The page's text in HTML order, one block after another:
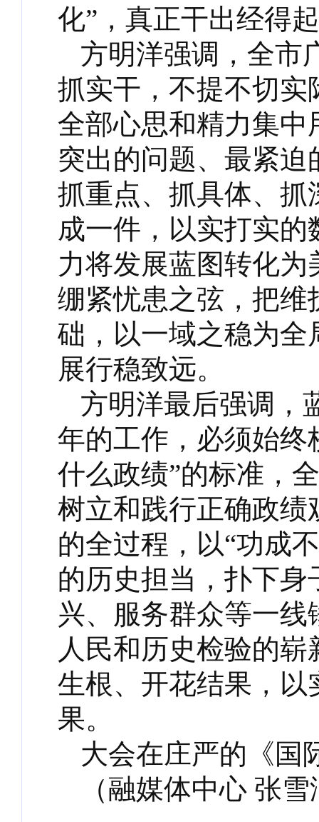
化”，真正干出经得
方明洋强调，全市
抓实干，不提不切
全部心思和精力集
突出的问题、最紧
抓重点、抓具体、
成一件，以实打实
力将发展蓝图转化
绷紧忧患之弦，把
础，以一域之稳为
展行稳致远。
方明洋最后强调，
年的工作，必须始终
什么政绩”的标准，
树立和践行正确政
的全过程，以“功成
的历史担当，扑下
兴、服务群众等一
人民和历史检验的
生根、开花结果，
果。
大会在庄严的《国
（融媒体中心 张